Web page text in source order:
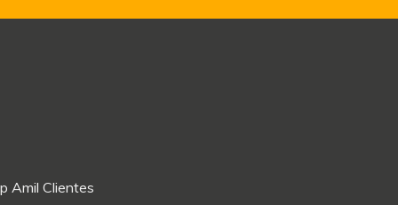
Amil Clientes